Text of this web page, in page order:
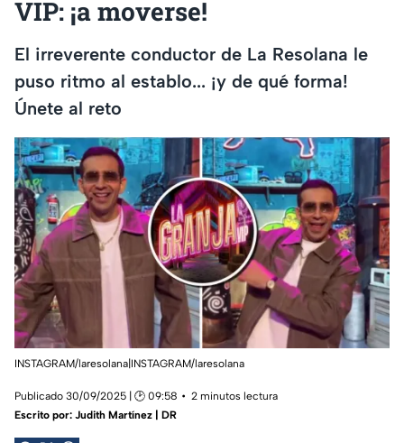
VIP: ¡a moverse!
El irreverente conductor de La Resolana le
puso ritmo al establo... ¡y de qué forma!
Únete al reto
INSTAGRAM/laresolana|INSTAGRAM/laresolana
Publicado 30/09/2025 | 🕑 09:58
2 minutos lectura
Escrito por: Judith Martínez | DR